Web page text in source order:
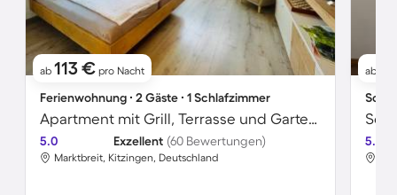
ab 113 € pro Nacht
Ferienwohnung ∙ 2 Gäste ∙ 1 Schlafzimmer
Apartment mit Grill, Terrasse und Garten | Gartenblick
5.0 Exzellent (60 Bewertungen)
Marktbreit, Kitzingen, Deutschland
ab
5.0